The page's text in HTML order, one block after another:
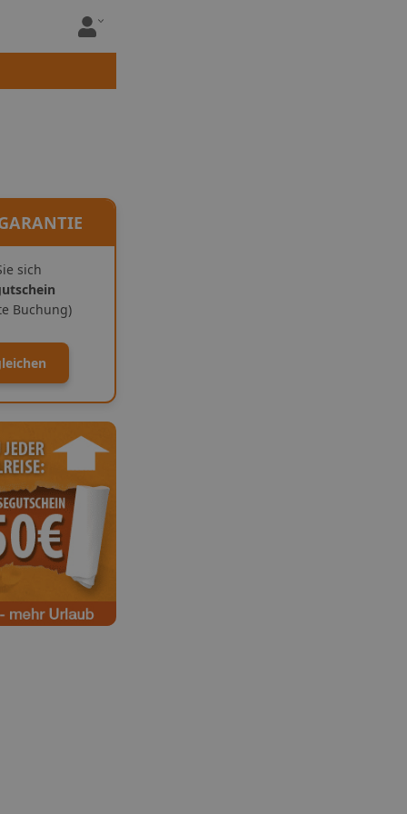
sich
Buchung)